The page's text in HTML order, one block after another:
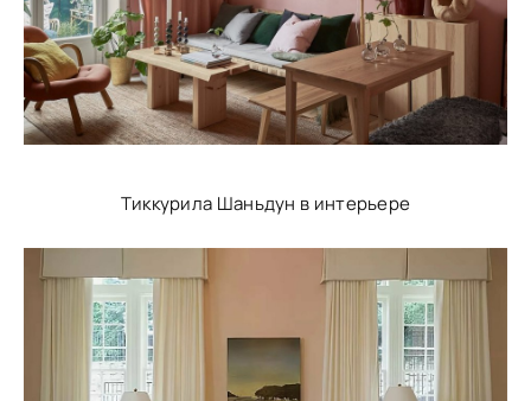
Тиккурила Шаньдун в интерьере